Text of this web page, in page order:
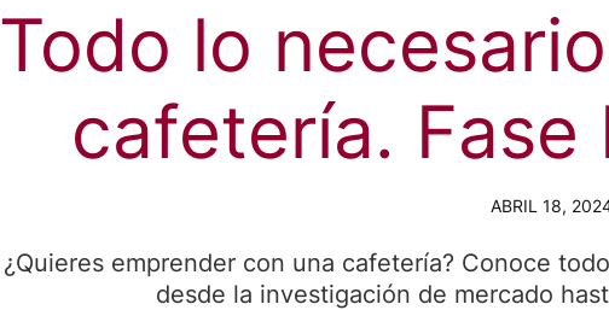
Todo lo
cafetería. Fase
ABRIL 18,
¿Quieres emprender con una cafetería? Conoce
desde la investigación de mercado